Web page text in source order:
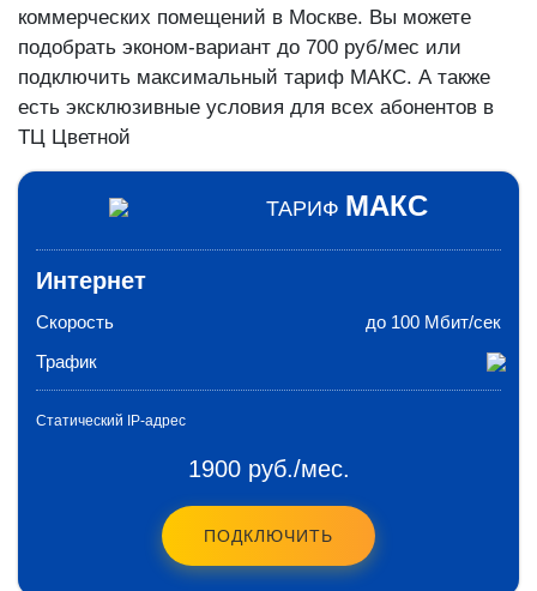
коммерческих помещений в Москве. Вы можете
подобрать эконом-вариант до 700 руб/мес или
подключить максимальный тариф МАКС. А также
есть эксклюзивные условия для всех абонентов в
ТЦ Цветной
ТАРИФ МАКС
Интернет
Скорость
до 100 Мбит/сек
Трафик
Статический IP-адрес
1900 руб./мес.
ПОДКЛЮЧИТЬ